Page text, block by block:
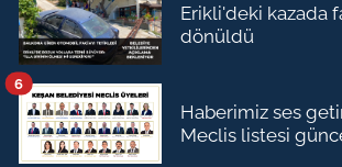
Erikli'deki kazada
dönüldü
Haberimiz ses
Meclis listesi
6